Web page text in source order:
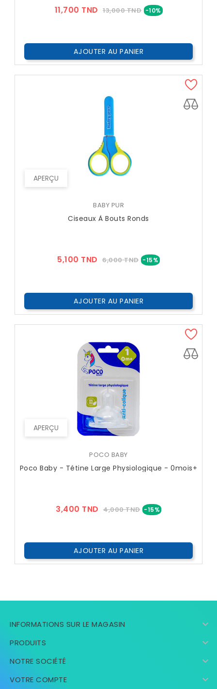
11,700 TND Prix
13,000 TND -10% Prix
AJOUTER AU PANIER
APERÇU
BABY PUR
Ciseaux À Bouts Ronds
5,100 TND Prix
6,000 TND -15%Prix
AJOUTER AU PANIER
APERÇU
POCO BABY
Poco Baby - Tétine Large Physiologique - 0mois+
3,400 TND Prix
4,000 TND -15%Prix
AJOUTER AU PANIER
INFORMATIONS SUR LE MAGASIN 
PRODUITS 
NOTRE SOCIÉTÉ 
VOTRE COMPTE 